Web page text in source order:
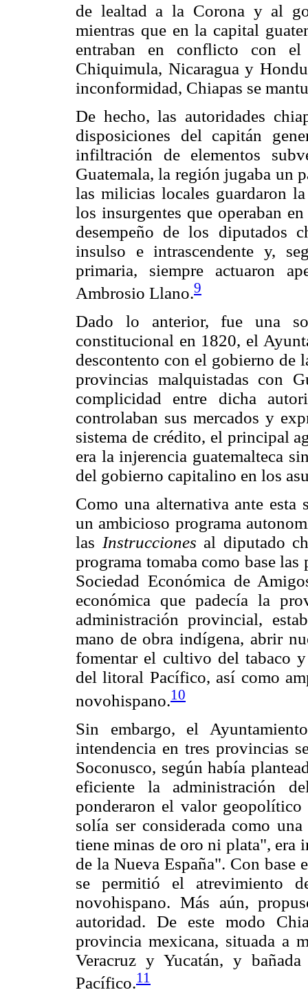
de lealtad a la Corona y al
mientras que en la capital
entraban en conflicto con
Chiquimula, Nicaragua y
inconformidad, Chiapas se
De hecho, las autoridades
disposiciones del capitán
infiltración de elementos
Guatemala, la región jugaba un
las milicias locales guardaron
los insurgentes que operaban
desempeño de los diputados
insulso e intrascendente y,
primaria, siempre actuaron
Ambrosio Llano.9
Dado lo anterior, fue una
constitucional en 1820, el
descontento con el gobierno de
provincias malquistadas con
complicidad entre dicha
controlaban sus mercados y
sistema de crédito, el principal
era la injerencia guatemalteca
del gobierno capitalino en los
Como una alternativa ante
un ambicioso programa
las Instrucciones al diputado
programa tomaba como base
Sociedad Económica de
económica que padecía la
administración provincial,
mano de obra indígena, abrir
fomentar el cultivo del tabaco
del litoral Pacífico, así como
novohispano.10
Sin embargo, el
intendencia en tres provincias
Soconusco, según había
eficiente la administración
ponderaron el valor geopolítico
solía ser considerada como
tiene minas de oro ni plata", era
de la Nueva España". Con base
se permitió el atrevimiento
novohispano. Más aún,
autoridad. De este modo
provincia mexicana, situada a
Veracruz y Yucatán, y
Pacífico.11